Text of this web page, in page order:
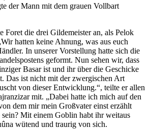
der Mann mit dem grauen Vollbart
Foret die drei Gildemeister an, als Pelok
hatten keine Ahnung, was aus euch
In unserer Vorstellung hatte sich die
geformt. Nun sehen wir, dass
Basar ist und ihr über die Geschicke
Das ist nicht mit der zwergischen Art
von dieser Entwicklung.“, teilte er allen
mit. „Dabei hatte ich mich auf den
dem mir mein Großvater einst erzählt
Mit einem Goblin habt ihr weitaus
wütend und traurig von sich.